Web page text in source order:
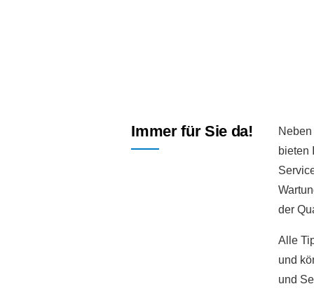
Immer für Sie da!
bieten
der
Alle
und
und